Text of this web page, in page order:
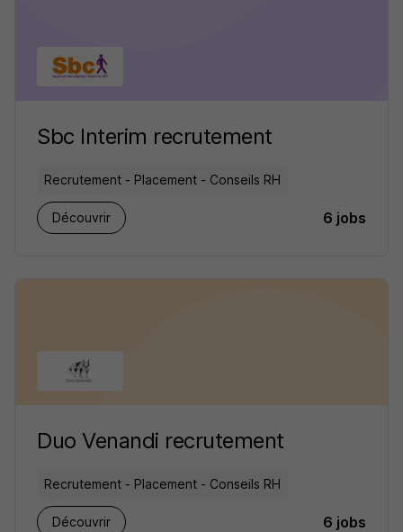
Sbc Interim recrutement
Recrutement - Placement - Conseils RH
Découvrir 6 jobs
Duo Venandi recrutement
Recrutement - Placement - Conseils RH
Découvrir 6 jobs